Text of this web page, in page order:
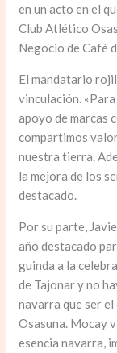
en un acto en el
Club Atlético
Negocio de Café
El mandatario
vinculación.
apoyo de marcas
compartimos
nuestra tierra.
la mejora de los
destacado.
Por su parte,
año destacado
guinda a la
de Tajonar y no
navarra que ser
Osasuna. Mocay
esencia navarra,